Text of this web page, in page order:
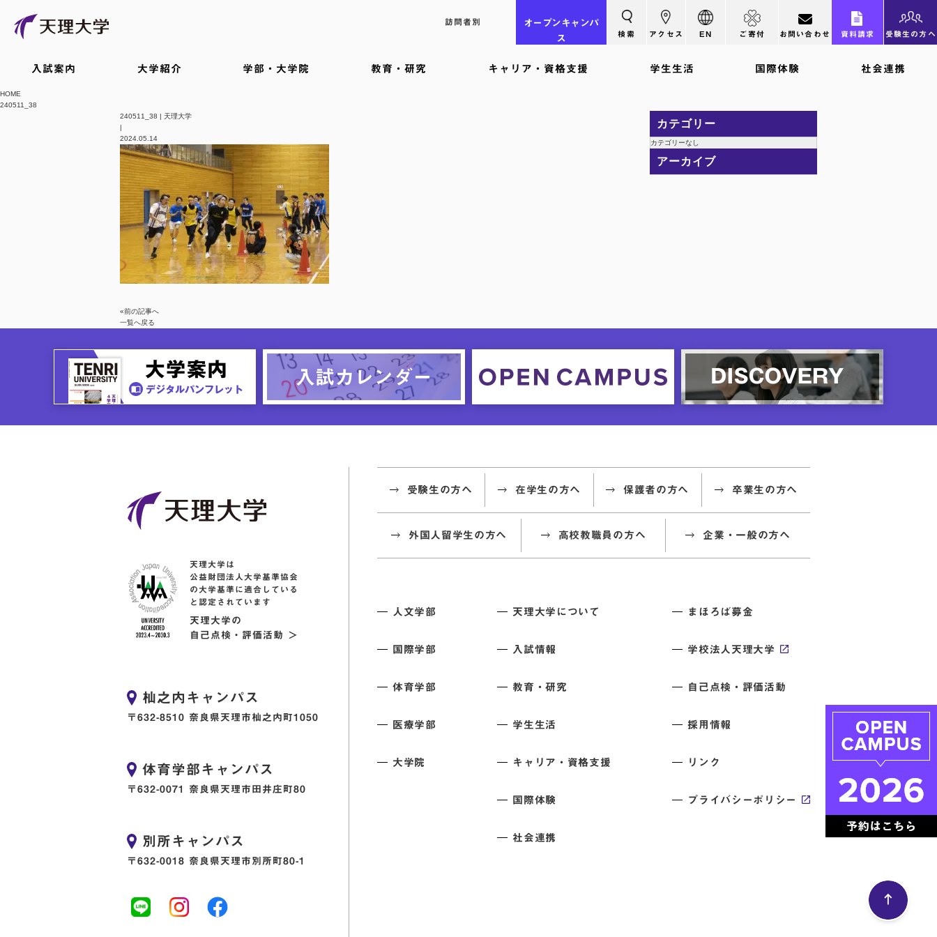
訪問者別 オープン キャンパ
ス
検索 アクセス EN ご寄付 お問い合わせ 資料請求 受験生の方へ
入試案内 大学紹介 学部・大学院 教育・研究 キャリア・資格支援 学生生活 国際体験 社会連携
HOME
240511_38
240511_38 | 天理大学
|
2024.05.14
«前の記事へ
一覧へ戻る
カテゴリー
カテゴリーなし
アーカイブ
天理大学は
公益財団法人大学基準協会
の大学基準に適合している
と認定されています
天理大学の
自己点検・評価活動 ＞
杣之内キャンパス
〒632-8510 奈良県天理市杣之内町1050
体育学部キャンパス
〒632-0071 奈良県天理市田井庄町80
別所キャンパス
〒632-0018 奈良県天理市別所町80-1
受験生の方へ 在学生の方へ 保護者の方へ 卒業生の方へ
外国人留学生の方へ 高校教職員の方へ 企業・一般の方へ
人文学部
国際学部
体育学部
医療学部
大学院
天理大学について
入試情報
教育・研究
学生生活
キャリア・資格支援
国際体験
社会連携
まほろば募金
学校法人天理大学
自己点検・評価活動
採用情報
リンク
プライバシーポリシー